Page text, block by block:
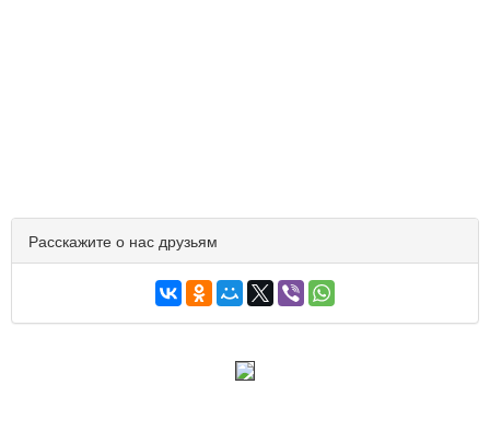
Расскажите о нас друзьям